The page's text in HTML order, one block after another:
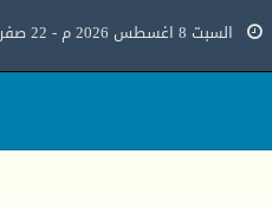
السبت 8 اغسطس 2026 م - 22 صفر 1448هـ